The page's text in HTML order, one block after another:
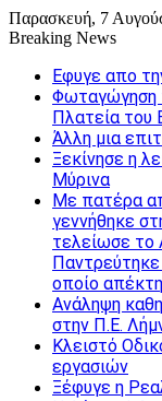
Παρασκευή, 7
Breaking News
Εφυγε απο
Φωταγώγηση
Πλατεία του
Άλλη μια
Ξεκίνησε η
Μύρινα
Με πατέρα
γεννήθηκε
τελείωσε το
Παντρεύτηκε
οποίο
Ανάληψη
στην Π.Ε.
Κλειστό
εργασιών
Ξέφυγε η